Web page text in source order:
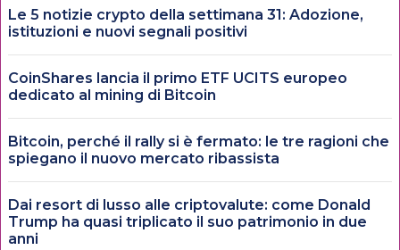
Le 5 notizie crypto della settimana 31: Adozione,
istituzioni e nuovi segnali positivi
CoinShares lancia il primo ETF UCITS europeo
dedicato al mining di Bitcoin
Bitcoin, perché il rally si è fermato: le tre ragioni che
spiegano il nuovo mercato ribassista
Dai resort di lusso alle criptovalute: come Donald
Trump ha quasi triplicato il suo patrimonio in due
anni